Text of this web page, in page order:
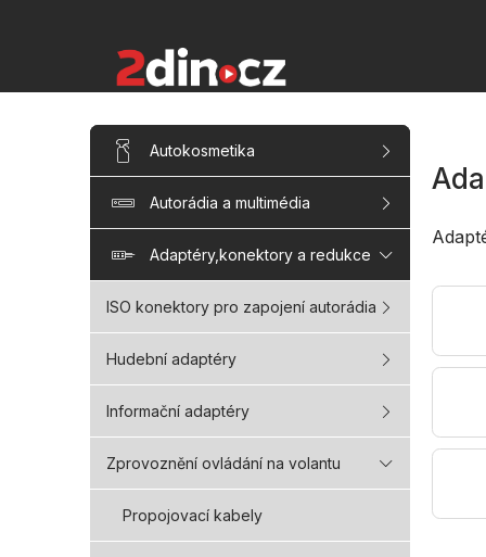
P
s
r
n
í
l
Přeskočit
kategorieAutokosmetika
Autorádia a multimédia
Adaptéry,konektory a redukce
ISO konektory pro zapojení autorádia
Hudební adaptéry
Informační adaptéry
Zprovoznění ovládání na volantu
Propojovací kabely